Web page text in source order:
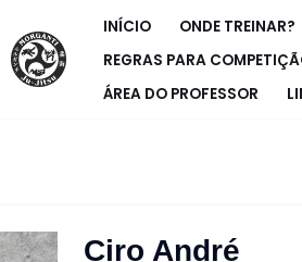
INÍCIO ONDE TREINAR?
REGRAS PARA
ÁREA DO PROFESSOR
Ciro André